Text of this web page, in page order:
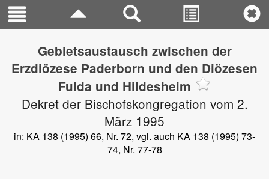
Gebietsaustausch zwischen der
Erzdiözese Paderborn und den Diözesen
Fulda und Hildesheim
Dekret der Bischofskongregation vom 2.
März 1995
in: KA 138 (1995) 66, Nr. 72, vgl. auch KA 138 (1995) 73-
74, Nr. 77-78